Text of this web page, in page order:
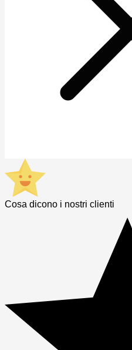
Cosa dicono i nostri clienti